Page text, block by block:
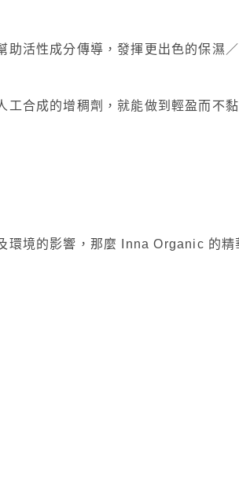
活性成分傳導，發揮更出色的保濕
合成的增稠劑，就能做到輕盈而不
環境的影響，那麼 Inna Organic 的